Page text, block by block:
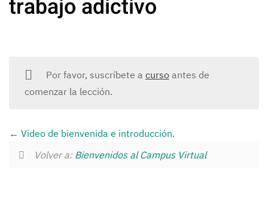
trabajo adictivo
Por favor, suscríbete a cursoantes de
comenzar la lección.
Video de bienvenida e introducción.
Volver a: Bienvenidos al Campus Virtual